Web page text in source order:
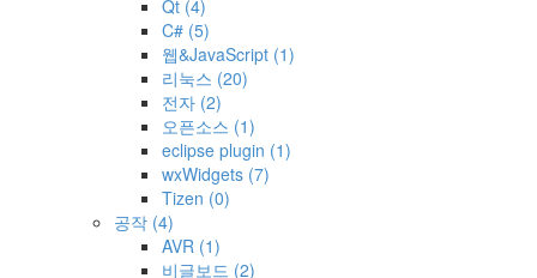
Qt (4)
C# (5)
웹&JavaScript (1)
리눅스 (20)
전자 (2)
오픈소스 (1)
eclipse plugin (1)
wxWidgets (7)
Tizen (0)
공작 (4)
AVR (1)
비글보드 (2)